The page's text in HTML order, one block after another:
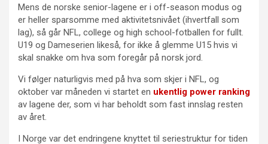
Mens de norske senior-lagene er i off-season modus og
er heller sparsomme med aktivitetsnivået (ihvertfall som
lag), så går NFL, college og high school-fotballen for fullt.
U19 og Dameserien likeså, for ikke å glemme U15 hvis vi
skal snakke om hva som foregår på norsk jord.
Vi følger naturligvis med på hva som skjer i NFL, og
oktober var måneden vi startet en ukentlig power ranking
av lagene der, som vi har beholdt som fast innslag resten
av året.
I Norge var det endringene knyttet til seriestruktur for tiden